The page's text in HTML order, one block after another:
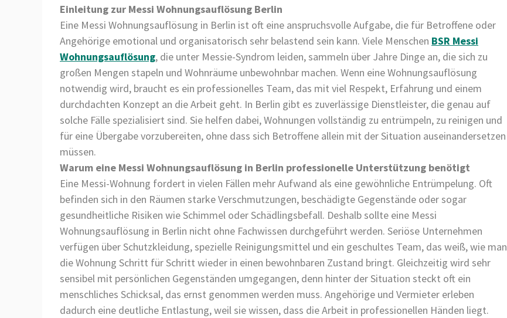
Einleitung zur Messi Wohnungsauflösung Berlin
Eine Messi Wohnungsauflösung in Berlin ist oft eine anspruchsvolle Aufgabe, die für Betroffene oder
Angehörige emotional und organisatorisch sehr belastend sein kann. Viele Menschen BSR Messi
Wohnungsauflösung, die unter Messie-Syndrom leiden, sammeln über Jahre Dinge an, die sich zu
großen Mengen stapeln und Wohnräume unbewohnbar machen. Wenn eine Wohnungsauflösung
notwendig wird, braucht es ein professionelles Team, das mit viel Respekt, Erfahrung und einem
durchdachten Konzept an die Arbeit geht. In Berlin gibt es zuverlässige Dienstleister, die genau auf
solche Fälle spezialisiert sind. Sie helfen dabei, Wohnungen vollständig zu entrümpeln, zu reinigen und
für eine Übergabe vorzubereiten, ohne dass sich Betroffene allein mit der Situation auseinandersetzen
müssen.
Warum eine Messi Wohnungsauflösung in Berlin professionelle Unterstützung benötigt
Eine Messi-Wohnung fordert in vielen Fällen mehr Aufwand als eine gewöhnliche Entrümpelung. Oft
befinden sich in den Räumen starke Verschmutzungen, beschädigte Gegenstände oder sogar
gesundheitliche Risiken wie Schimmel oder Schädlingsbefall. Deshalb sollte eine Messi
Wohnungsauflösung in Berlin nicht ohne Fachwissen durchgeführt werden. Seriöse Unternehmen
verfügen über Schutzkleidung, spezielle Reinigungsmittel und ein geschultes Team, das weiß, wie man
die Wohnung Schritt für Schritt wieder in einen bewohnbaren Zustand bringt. Gleichzeitig wird sehr
sensibel mit persönlichen Gegenständen umgegangen, denn hinter der Situation steckt oft ein
menschliches Schicksal, das ernst genommen werden muss. Angehörige und Vermieter erleben
dadurch eine deutliche Entlastung, weil sie wissen, dass die Arbeit in professionellen Händen liegt.